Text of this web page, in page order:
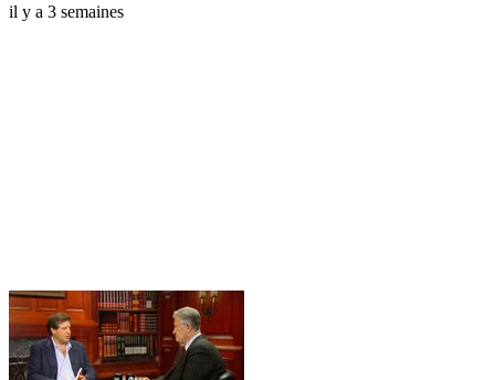
il y a 3 semaines